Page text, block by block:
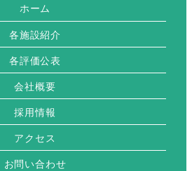
ホーム
各施設紹介
各評価公表
会社概要
採用情報
アクセス
お問い合わせ